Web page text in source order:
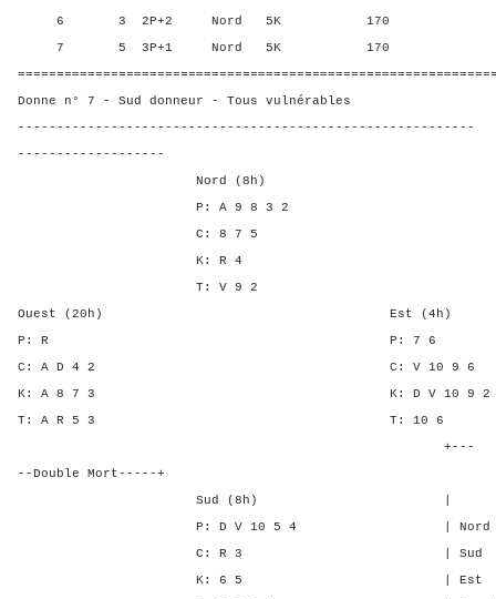
6 3 2P+2 Nord 5K 170
7 5 3P+1 Nord 5K 170
Donne n° 7 - Sud donneur - Tous vulnérables
-----------------------------------------------------------
-------------------
Nord (8h)
P: A 9 8 3 2
C: 8 7 5
K: R 4
T: V 9 2
Ouest (20h) Est (4h)
P: R P: 7
C: A D 4 2 C: V 10
K: A 8 7 3 K: D V 10
T: A R 5 3 T:
+---
--Double Mort-----+
Sud (8h) | SA P C
P: D V 10 5 4 | Nord -
C: R 3 | Sud - 1
K: 6 5 | Est 1 - 5